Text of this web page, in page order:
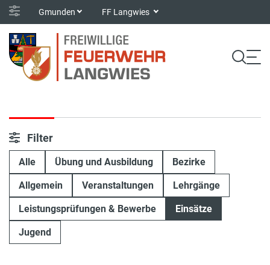
Gmunden FF Langwies
Filter
Alle Übung und Ausbildung Bezirke
Allgemein Veranstaltungen Lehrgänge
Leistungsprüfungen & Bewerbe Einsätze
Jugend